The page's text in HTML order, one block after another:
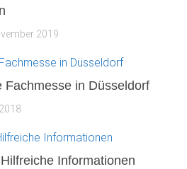
2019
Fachmesse in Düsseldorf
Informationen